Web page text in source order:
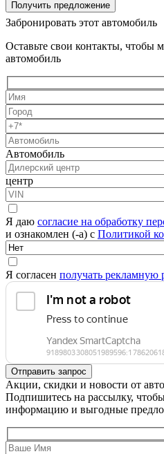
Получить предложение
Забронировать этот автомобиль
Оставьте свои контакты, чтобы
автомобиль
Автомобиль
центр
Я даю согласие на обработку
и ознакомлен (-а) с Политикой
Я согласен получать рекламную
Акции, скидки и новости от
Подпишитесь на рассылку,
информацию и выгодные